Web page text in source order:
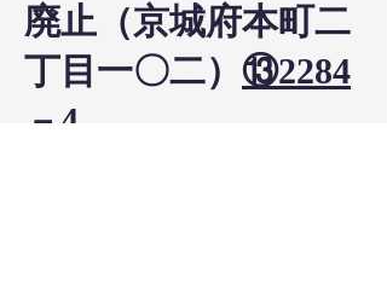
廃止（京城府本町二
丁目一〇二） ⑬2284
－4